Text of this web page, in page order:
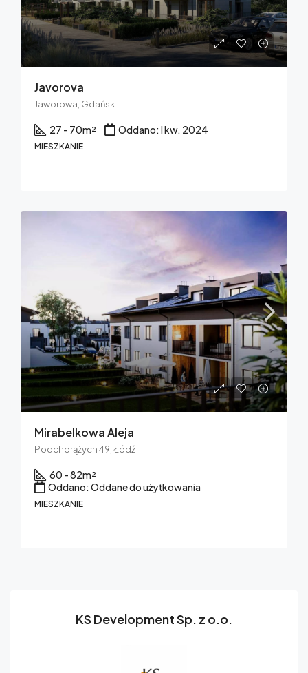
Javorova
Jaworowa, Gdańsk
27 - 70m² Oddano: I kw. 2024
MIESZKANIE
Mirabelkowa Aleja
Podchorążych 49, Łódź
60 - 82m²
Oddano: Oddane do użytkowania
MIESZKANIE
KS Development Sp. z o.o.